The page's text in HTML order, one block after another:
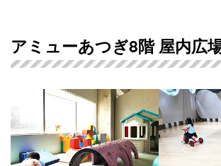
アミューあつぎ8階 屋内広